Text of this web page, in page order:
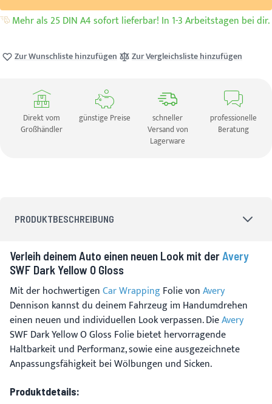
Mehr als 25 DIN A4 sofort lieferbar! In 1-3 Arbeitstagen bei dir.
Zur Wunschliste hinzufügen Zur Vergleichsliste hinzufügen
Direkt vom
Großhändler
günstige Preise
schneller
Versand von
Lagerware
professionelle
Beratung
PRODUKTBESCHREIBUNG
Verleih deinem Auto einen neuen Look mit der Avery
SWF Dark Yellow O Gloss
Mit der hochwertigenCar WrappingFolie vonAvery
Dennison kannst du deinem Fahrzeug im Handumdrehen
einen neuen und individuellen Look verpassen. DieAvery
SWF Dark Yellow O Gloss Folie bietet hervorragende
Haltbarkeit und Performanz, sowie eine ausgezeichnete
Anpassungsfähigkeit bei Wölbungen und Sicken.
Produktdetails: